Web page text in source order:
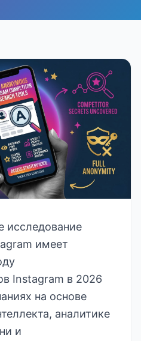
исследование
имеет
Instagram в 2026
на основе
аналитике
и